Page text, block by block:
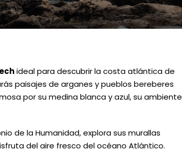
ideal para descubrir la costa atlántica de
paisajes de arganes y pueblos bereberes
por su medina blanca y azul, su ambiente
de la Humanidad, explora sus murallas
del aire fresco del océano Atlántico.